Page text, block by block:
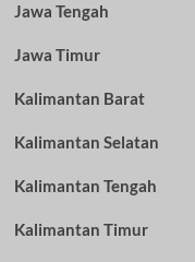
Jawa Tengah
Jawa Timur
Kalimantan Barat
Kalimantan Selatan
Kalimantan Tengah
Kalimantan Timur